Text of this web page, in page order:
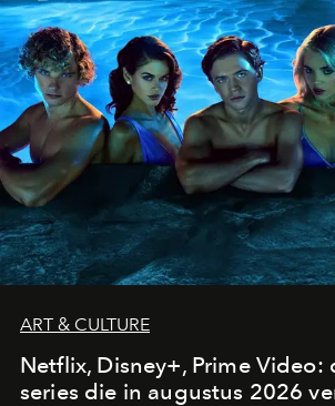
ART & CULTURE
Netflix, Disney+, Prime Video:
series die in augustus 2026